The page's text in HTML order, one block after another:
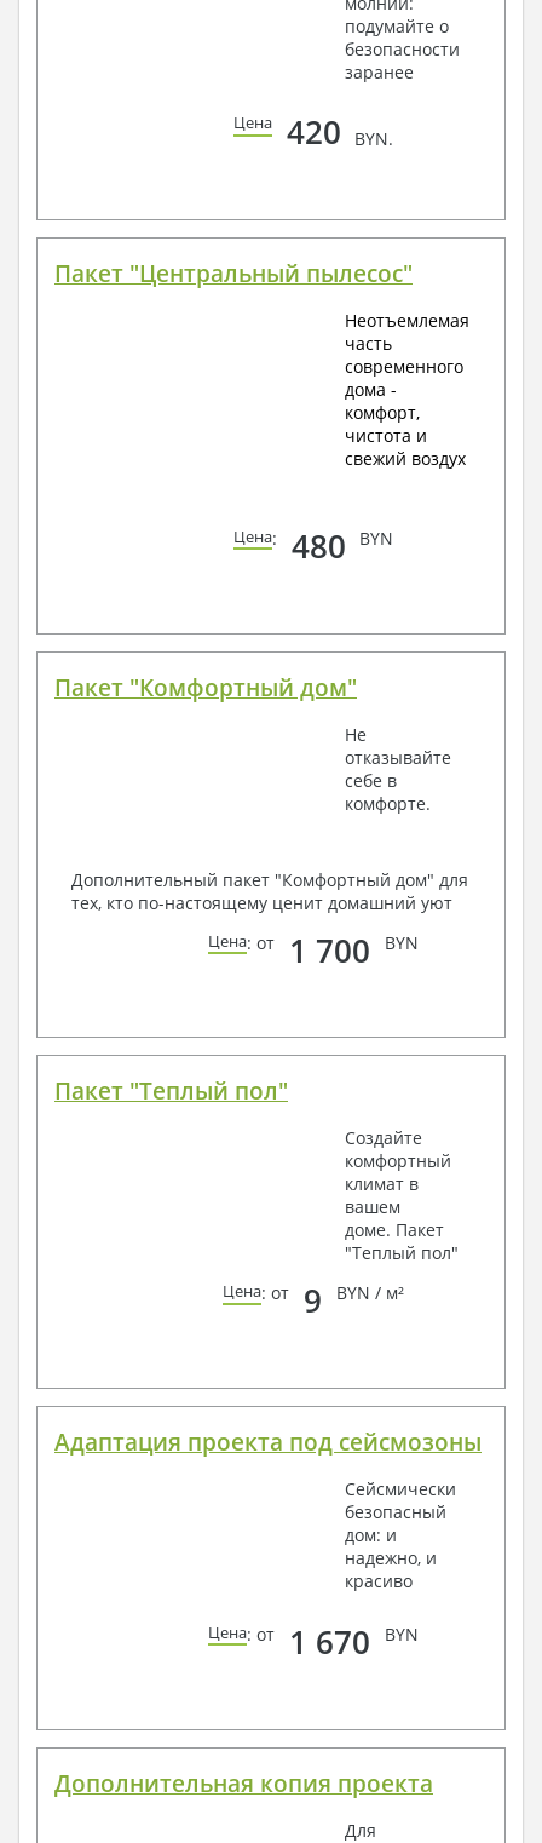
подумайте о
безопасности
заранее
Цена 420 BYN.
Пакет "Центральный пылесос"
Неотъемлемая
часть
современного
дома -
комфорт,
чистота и
свежий воздух
Цена: 480 BYN
Пакет "Комфортный дом"
Не
отказывайте
себе в
комфорте.
Дополнительный пакет "Комфортный дом" для
тех, кто по-настоящему ценит домашний уют
Цена: от 1 700 BYN
Пакет "Теплый пол"
Создайте
комфортный
климат в
вашем
доме. Пакет
"Теплый пол"
Цена: от 9 BYN / м²
Адаптация проекта под сейсмозоны
Сейсмически
безопасный
дом: и
надежно, и
красиво
Цена: от 1 670 BYN
Дополнительная копия проекта
Для